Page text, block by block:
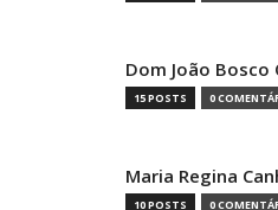
Dom João Bosco
15 POSTS 0
Maria Regina
10 POSTS 0